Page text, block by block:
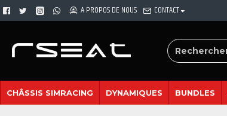
A PROPOS DE NOUS CONTACT
CHÂSSIS SIMRACING DYNAMIQUES BUNDLES